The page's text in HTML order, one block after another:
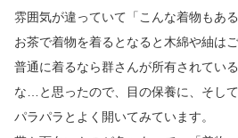
雰囲気が違っていて「こんな着物もあ
お茶で着物を着るとなると木綿や紬は
普通に着るなら群さんが所有されてい
な…と思ったので、目の保養に、そし
パラパラとよく開いてみています。